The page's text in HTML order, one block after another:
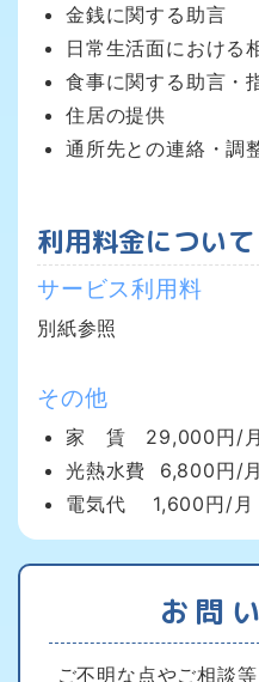
金銭に関する助言
日常生活面における
食事に関する助言・
住居の提供
通所先との連絡・調
利用料金について
サービス利用料
別紙参照
その他
家 賃 29,000円/月
光熱水費 6,800円/月
電気代 1,600円/月
お問
ご不明な点やご相談